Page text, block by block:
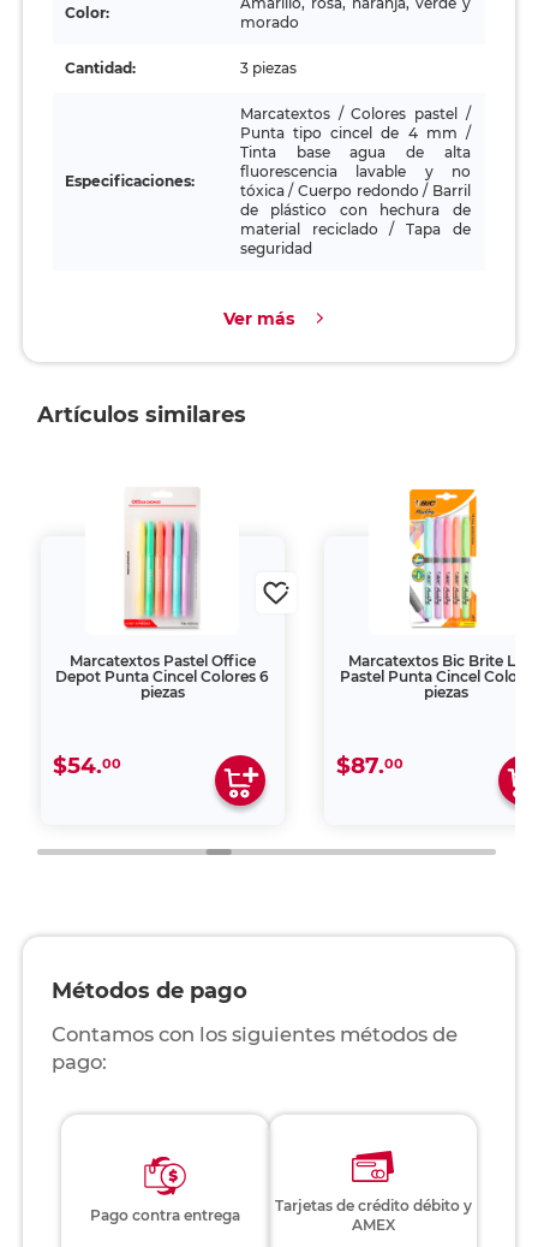
Color:
morado
Cantidad: 3 piezas
Especificaciones:
Marcatextos / Colores pastel /
Punta tipo cincel de 4 mm /
Tinta base agua de alta
fluorescencia lavable y no
tóxica / Cuerpo redondo / Barril
de plástico con hechura de
material reciclado / Tapa de
seguridad
Ver más
Artículos similares
Marcatextos Pastel Office
Depot Punta Cincel Colores 6
piezas
$54.00
Marcatextos Bic Brite
Pastel Punta Cincel
piezas
$87.00
Métodos de pago
Contamos con los siguientes métodos de
pago:
Pago contra entrega
Tarjetas de crédito débito y
AMEX